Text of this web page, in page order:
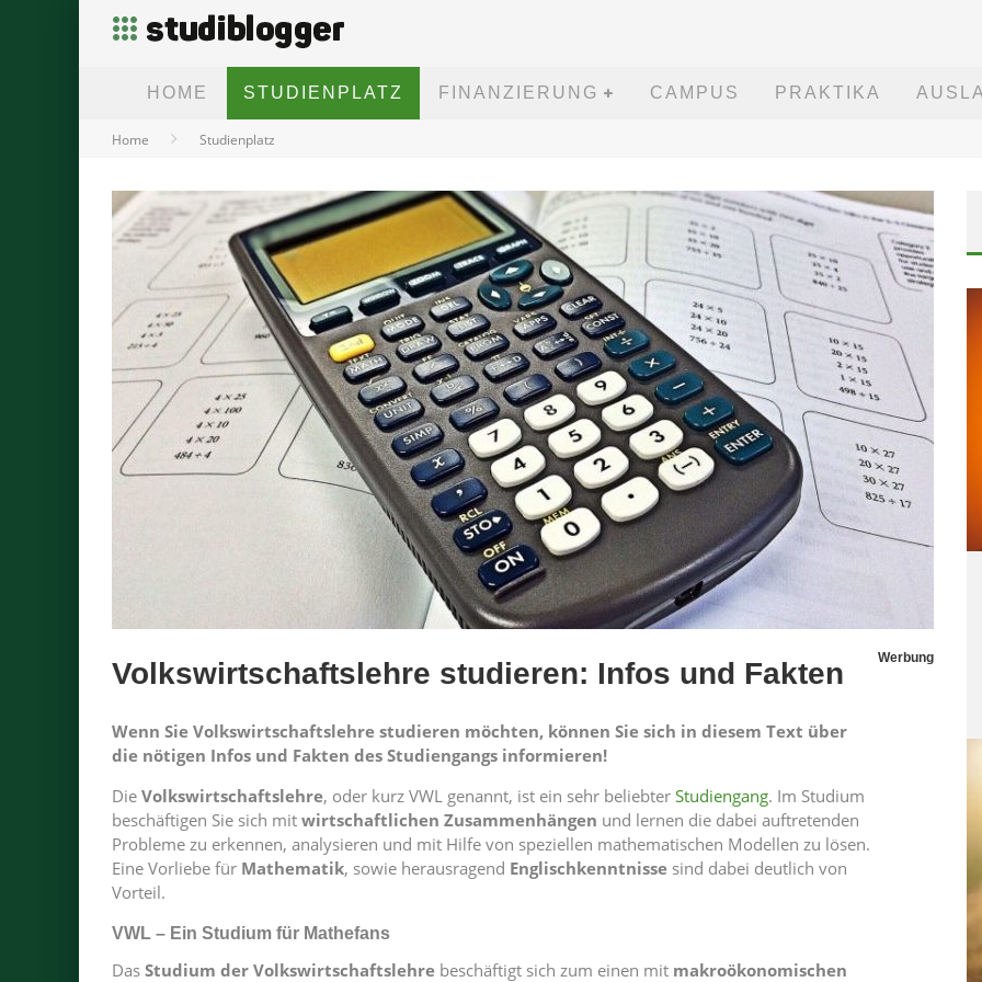
HOME STUDIENPLATZ FINANZIERUNG CAMPUS PRAKTIKA
Home Studienplatz
Volkswirtschaftslehre studieren: Infos und Fakten Werbung
Wenn Sie Volkswirtschaftslehre studieren möchten, können Sie sich in diesem Text über
die nötigen Infos und Fakten des Studiengangs informieren!
Die Volkswirtschaftslehre, oder kurz VWL genannt, ist ein sehr beliebter Studiengang. Im Studium
beschäftigen Sie sich mit wirtschaftlichen Zusammenhängen und lernen die dabei auftretenden
Probleme zu erkennen, analysieren und mit Hilfe von speziellen mathematischen Modellen zu lösen.
Eine Vorliebe für Mathematik, sowie herausragend Englischkenntnisse sind dabei deutlich von
Vorteil.
VWL – Ein Studium für Mathefans
Das Studium der Volkswirtschaftslehre beschäftigt sich zum einen mit makroökonomischen